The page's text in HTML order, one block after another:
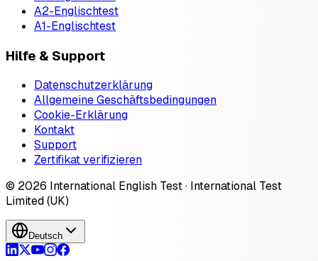
A2-Englischtest
A1-Englischtest
Hilfe & Support
Datenschutzerklärung
Allgemeine Geschäftsbedingungen
Cookie-Erklärung
Kontakt
Support
Zertifikat verifizieren
© 2026 International English Test · International Test
Limited (UK)
Deutsch